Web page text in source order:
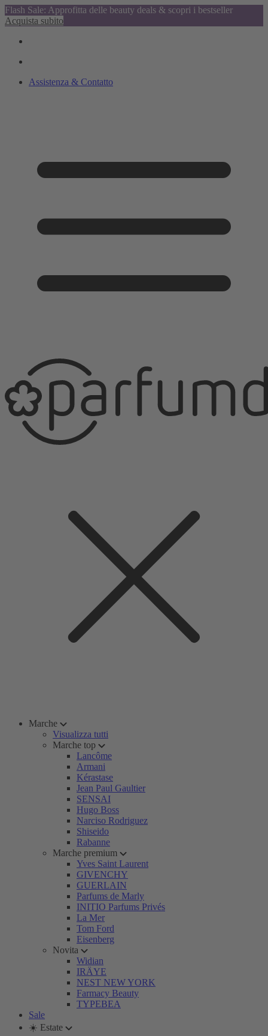
Flash Sale: Approfitta delle beauty deals & scopri i bestseller
Acquista subito
Assistenza & Contatto
Marche
Visualizza tutti
Marche top
Lancôme
Armani
Kérastase
Jean Paul Gaultier
SENSAI
Hugo Boss
Narciso Rodriguez
Shiseido
Rabanne
Marche premium
Yves Saint Laurent
GIVENCHY
GUERLAIN
Parfums de Marly
INITIO Parfums Privés
La Mer
Tom Ford
Eisenberg
Novita
Widian
IRÄYE
NEST NEW YORK
Farmacy Beauty
TYPEBEA
Sale
☀️ Estate